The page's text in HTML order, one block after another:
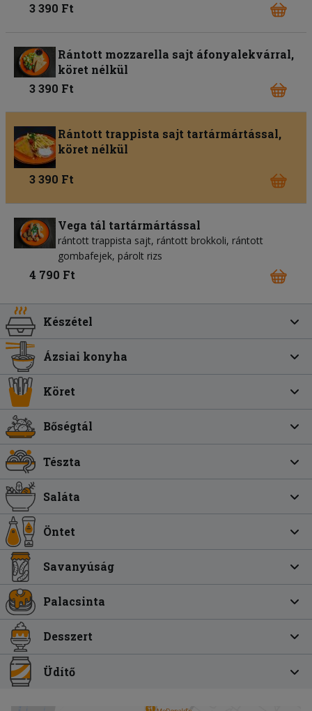
3 390 Ft
Rántott mozzarella sajt áfonyalekvárral,
köret nélkül
3 390 Ft
Rántott trappista sajt tartármártással,
köret nélkül
3 390 Ft
Vega tál tartármártással
rántott trappista sajt, rántott brokkoli, rántott
gombafejek, párolt rizs
4 790 Ft
Készétel
Ázsiai konyha
Köret
Bőségtál
Tészta
Saláta
Öntet
Savanyúság
Palacsinta
Desszert
Üdítő